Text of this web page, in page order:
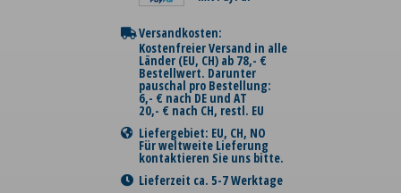
Versandkosten:
Kostenfreier Versand in alle
Länder (EU, CH) ab 78,- €
Bestellwert. Darunter
pauschal pro Bestellung:
6,- € nach DE und AT
20,- € nach CH, restl. EU
Liefergebiet: EU, CH, NO
Für weltweite Lieferung
kontaktieren Sie uns bitte.
Lieferzeit ca. 5-7 Werktage